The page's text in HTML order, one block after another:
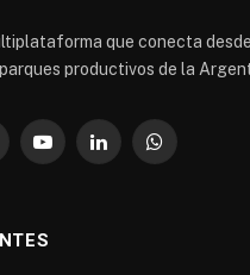
que conecta
productivos de la
YouTubeLinkedInWhatsApp